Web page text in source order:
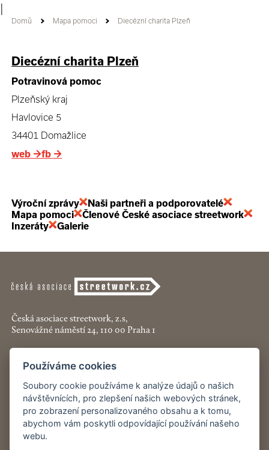
Domů Mapa pomoci Diecézní charita Plzeň
Diecézní charita Plzeň
Potravinová pomoc
Plzeňský kraj
Havlovice 5
34401 Domažlice
web →fb →
Výroční zprávy
Naši partneři a podporovatelé
Mapa pomoci
Členové České asociace streetwork
Inzeráty
Galerie
Česká asociace streetwork, z.s,
Senovážné náměstí 24, 110 00 Praha 1
+420 774 913 777
asociace@streetwork.cz
Nastavení cookies
Restartshop.cz
Používáme cookies
Soubory cookie používáme k analýze údajů o našich
návštěvnících, pro zlepšení našich webových stránek,
pro zobrazení personalizovaného obsahu a k tomu,
abychom vám poskytli odpovídající používání našeho
webu.